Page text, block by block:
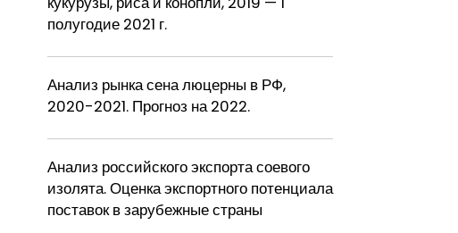
полугодие 2021 г.
Анализ рынка сена люцерны в РФ,
2020-2021. Прогноз на 2022.
Анализ российского экспорта соевого
изолята. Оценка экспортного потенциала
поставок в зарубежные страны